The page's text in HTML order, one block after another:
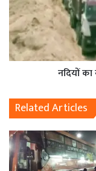
नदियों
Related Articles